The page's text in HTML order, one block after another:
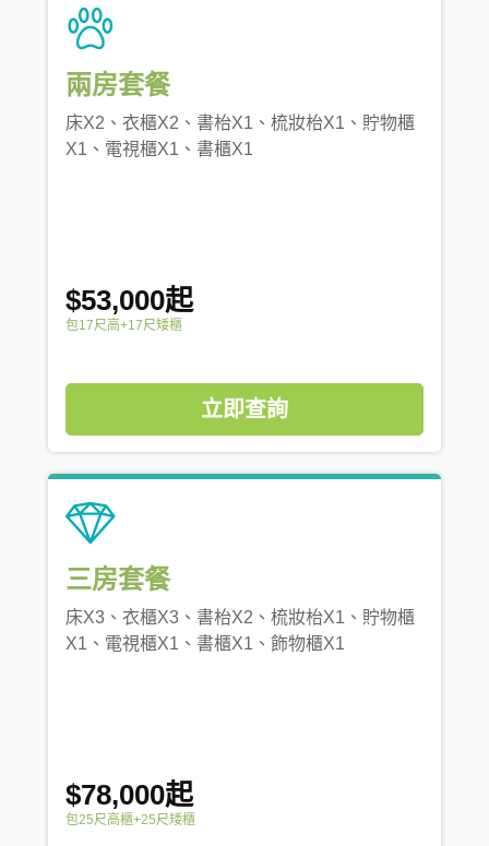
兩房套餐
床X2、衣櫃X2、書枱X1、梳妝枱X1、貯物櫃
X1、電視櫃X1、書櫃X1
$53,000起
包17尺高+17尺矮櫃
立即查詢
三房套餐
床X3、衣櫃X3、書枱X2、梳妝枱X1、貯物櫃
X1、電視櫃X1、書櫃X1、飾物櫃X1
$78,000起
包25尺高櫃+25尺矮櫃